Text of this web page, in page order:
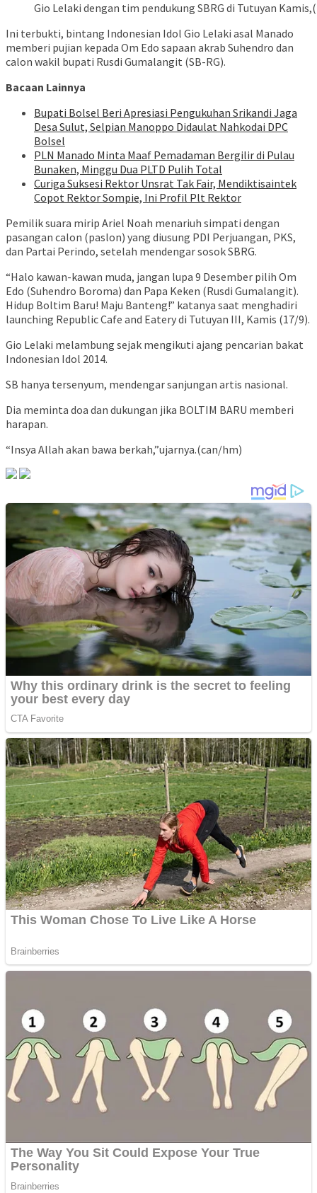
Gio Lelaki dengan tim pendukung SBRG di Tutuyan
Ini terbukti, bintang Indonesian Idol Gio Lelaki asal Manado
memberi pujian kepada Om Edo sapaan akrab Suhendro dan
calon wakil bupati Rusdi Gumalangit (SB-RG).
Bacaan Lainnya
Bupati Bolsel Beri Apresiasi Pengukuhan Srikandi Jaga
Desa Sulut, Selpian Manoppo Didaulat Nahkodai DPC
Bolsel
PLN Manado Minta Maaf Pemadaman Bergilir di Pulau
Bunaken, Minggu Dua PLTD Pulih Total
Curiga Suksesi Rektor Unsrat Tak Fair, Mendiktisaintek
Copot Rektor Sompie, Ini Profil Plt Rektor
Pemilik suara mirip Ariel Noah menariuh simpati dengan
pasangan calon (paslon) yang diusung PDI Perjuangan, PKS,
dan Partai Perindo, setelah mendengar sosok SBRG.
“Halo kawan-kawan muda, jangan lupa 9 Desember pilih Om
Edo (Suhendro Boroma) dan Papa Keken (Rusdi Gumalangit).
Hidup Boltim Baru! Maju Banteng!” katanya saat menghadiri
launching Republic Cafe and Eatery di Tutuyan III, Kamis (17/9).
Gio Lelaki melambung sejak mengikuti ajang pencarian bakat
Indonesian Idol 2014.
SB hanya tersenyum, mendengar sanjungan artis nasional.
Dia meminta doa dan dukungan jika BOLTIM BARU memberi
harapan.
“Insya Allah akan bawa berkah,”ujarnya.(can/hm)